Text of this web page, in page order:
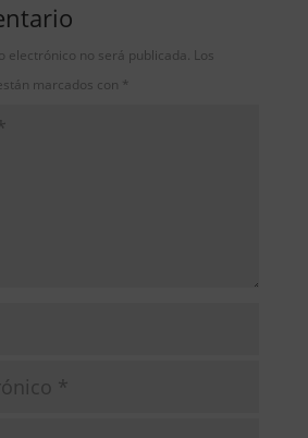
electrónico no será publicada. Los
marcados con *